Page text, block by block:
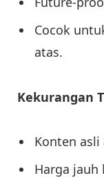
Cocok
atas.
Kekurangan
Konten
Harga jauh